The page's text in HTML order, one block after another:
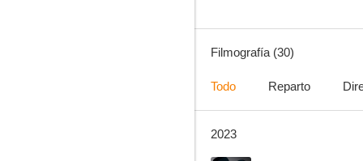
Filmografía (30)
Todo Reparto
2023